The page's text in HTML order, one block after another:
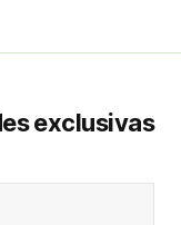
exclusivas